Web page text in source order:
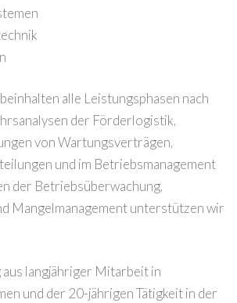
alle Leistungsphasen nach
der Förderlogistik,
von Wartungsverträgen,
und im Betriebsmanagement
der Betriebsüberwachung,
Mangelmanagement unterstützen wir
langjähriger Mitarbeit in
und der 20-jährigen Tätigkeit in der